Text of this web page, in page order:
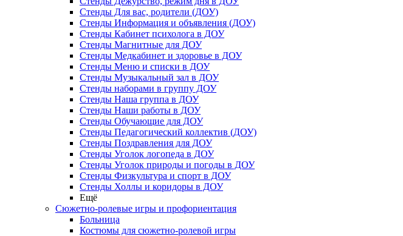
Стенды Для вас, родители (ДОУ)
Стенды Информация и объявления (ДОУ)
Стенды Кабинет психолога в ДОУ
Стенды Магнитные для ДОУ
Стенды Медкабинет и здоровье в ДОУ
Стенды Меню и списки в ДОУ
Стенды Музыкальный зал в ДОУ
Стенды наборами в группу ДОУ
Стенды Наша группа в ДОУ
Стенды Наши работы в ДОУ
Стенды Обучающие для ДОУ
Стенды Педагогический коллектив (ДОУ)
Стенды Поздравления для ДОУ
Стенды Уголок логопеда в ДОУ
Стенды Уголок природы и погоды в ДОУ
Стенды Физкультура и спорт в ДОУ
Стенды Холлы и коридоры в ДОУ
Ещё
Сюжетно-ролевые игры и профориентация
Больница
Костюмы для сюжетно-ролевой игры